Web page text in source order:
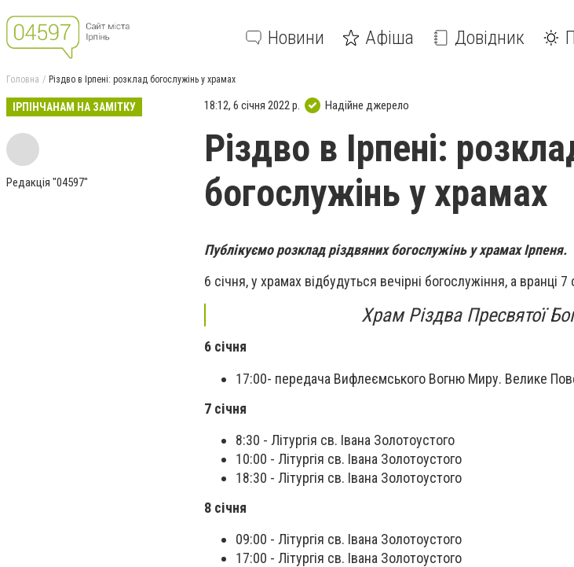
Новини Афіша Довідник
Головна Різдво в Ірпені: розклад богослужінь у храмах
ІРПІНЧАНАМ НА ЗАМІТКУ
Редакція "04597"
18:12, 6 січня 2022 р. Надійне джерело
Різдво в Ірпені:
богослужінь у храмах
Публікуємо розклад різдвяних богослужінь у храмах Ірпеня.
6 січня, у храмах відбудуться вечірні богослужіння, а вранці 7
Храм Різдва Пресвятої
6 січня
17:00- передача Вифлеємського Вогню Миру. Велике
7 січня
8:30 - Літургія св. Івана Золотоустого
10:00 - Літургія св. Івана Золотоустого
18:30 - Літургія св. Івана Золотоустого
8 січня
09:00 - Літургія св. Івана Золотоустого
17:00 - Літургія св. Івана Золотоустого